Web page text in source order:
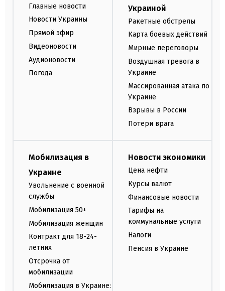
Главные новости
Новости Украины
Прямой эфир
Видеоновости
Аудионовости
Погода
Украиной
Ракетные обстрелы
Карта боевых действий
Мирные переговоры
Воздушная тревога в
Украине
Массированная атака по
Украине
Взрывы в России
Потери врага
Мобилизация в
Украине
Увольнение с военной
службы
Мобилизация 50+
Мобилизация женщин
Контракт для 18-24-
летних
Отсрочка от
мобилизации
Мобилизация в Украине:
Новости экономики
Цена нефти
Курсы валют
Финансовые новости
Тарифы на
коммунальные услуги
Налоги
Пенсия в Украине